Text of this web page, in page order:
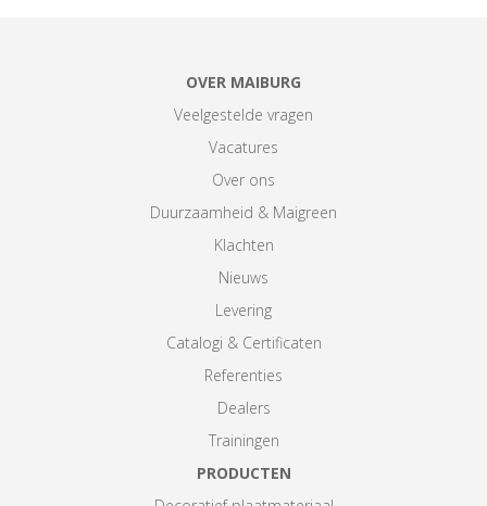
OVER MAIBURG
Veelgestelde vragen
Vacatures
Over ons
Duurzaamheid & Maigreen
Klachten
Nieuws
Levering
Catalogi & Certificaten
Referenties
Dealers
Trainingen
PRODUCTEN